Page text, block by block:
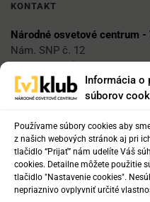
Informácia o
súborov
Používame súbory cookies aby
z našich webových stránok aj pri
tlačidlo “Prijať” nám udelíte Váš
cookies. Detailne môžete použitie
tlačidlo "Nastavenie cookies".
nepriaznivo ovplyvniť určité
KONTAKT
Národné osvetové centrum -
Nám. SNP č. 12
812 34 Bratislava 1
vklub@nocka.sk
Tel:
+421 2 204 71 217